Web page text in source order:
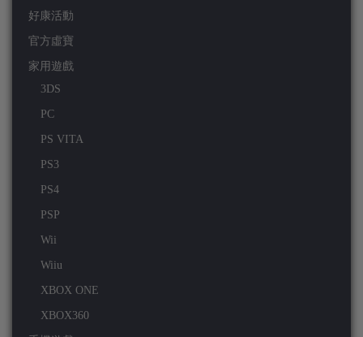
好康活動
官方虛寶
家用遊戲
3DS
PC
PS VITA
PS3
PS4
PSP
Wii
Wiiu
XBOX ONE
XBOX360